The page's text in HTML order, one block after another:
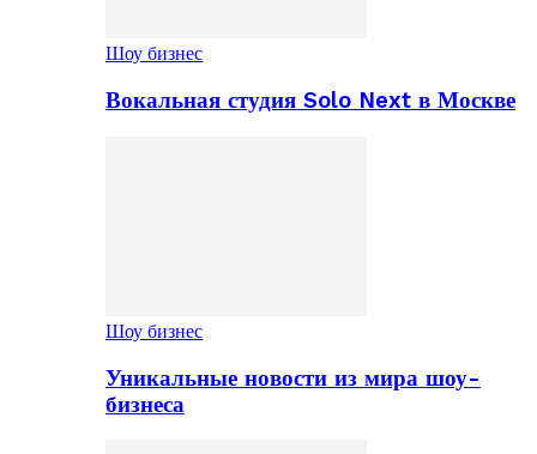
Шоу бизнес
Вокальная студия Solo Next в Москве
Шоу бизнес
Уникальные новости из мира шоу-
бизнеса